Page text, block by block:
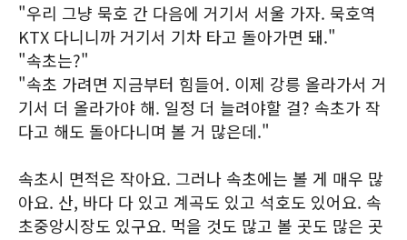
"우리 그냥 묵호 간 다음에 거기서 서울 가자. 묵호역
KTX 다니니까 거기서 기차 타고 돌아가면 돼."
"속초는?"
"속초 가려면 지금부터 힘들어. 이제 강릉 올라가서 거
기서 더 올라가야 해. 일정 더 늘려야할 걸? 속초가 작
다고 해도 돌아다니며 볼 거 많은데."
속초시 면적은 작아요. 그러나 속초에는 볼 게 매우 많
아요. 산, 바다 다 있고 계곡도 있고 석호도 있어요. 속
초중앙시장도 있구요. 먹을 것도 많고 볼 곳도 많은 곳